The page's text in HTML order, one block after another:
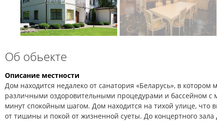
Об обьекте
Описание местности
Дом находится недалеко от санатория «Беларусь», в котором
различными оздоровительными процедурами и бассейном с
минут спокойным шагом. Дом находится на тихой улице, что
от тишины и покой от жизненной суеты. До концертного